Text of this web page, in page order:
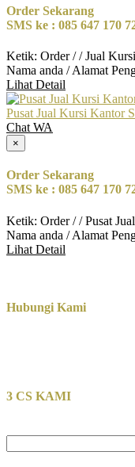
Order Sekarang
SMS ke : 085 647 170
Ketik: Order / / Jual
Nama anda / Alamat
Lihat Detail
Pusat Jual Kursi Kantor
Chat WA
×
Order Sekarang
SMS ke : 085 647 170
Ketik: Order / / Pusat
Nama anda / Alamat
Lihat Detail
Hubungi Kami
3 CS KAMI
for: